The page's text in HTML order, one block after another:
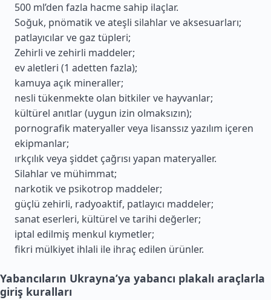
500 ml’den fazla hacme sahip ilaçlar.
Soğuk, pnömatik ve ateşli silahlar ve aksesuarları;
patlayıcılar ve gaz tüpleri;
Zehirli ve zehirli maddeler;
ev aletleri (1 adetten fazla);
kamuya açık mineraller;
nesli tükenmekte olan bitkiler ve hayvanlar;
kültürel anıtlar (uygun izin olmaksızın);
pornografik materyaller veya lisanssız yazılım içeren
ekipmanlar;
ırkçılık veya şiddet çağrısı yapan materyaller.
Silahlar ve mühimmat;
narkotik ve psikotrop maddeler;
güçlü zehirli, radyoaktif, patlayıcı maddeler;
sanat eserleri, kültürel ve tarihi değerler;
iptal edilmiş menkul kıymetler;
fikri mülkiyet ihlali ile ihraç edilen ürünler.
Yabancıların Ukrayna’ya yabancı plakalı araçlarla
giriş kuralları